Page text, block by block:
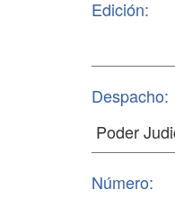
Edición:
Despacho:
Número: